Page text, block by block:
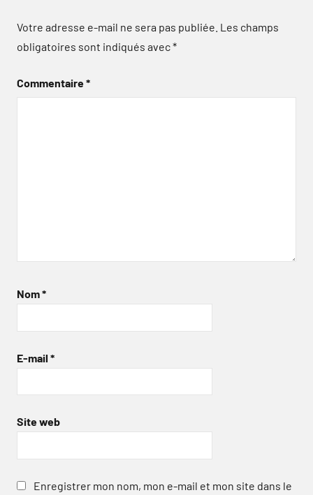
Votre adresse e-mail ne sera pas publiée. Les champs
obligatoires sont indiqués avec*
Commentaire*
Nom*
E-mail *
Site web
Enregistrer mon nom, mon e-mail et mon site dans le